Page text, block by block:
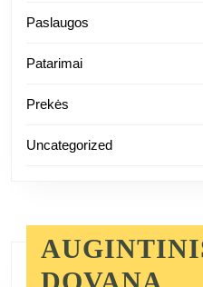
Paslaugos
Patarimai
Prekės
Uncategorized